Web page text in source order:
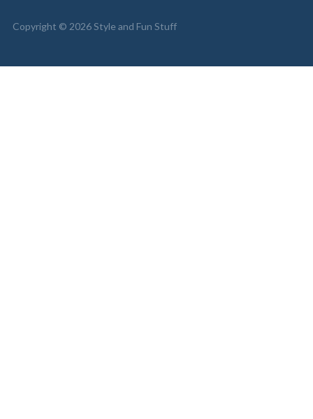
Copyright © 2026 Style and Fun Stuff